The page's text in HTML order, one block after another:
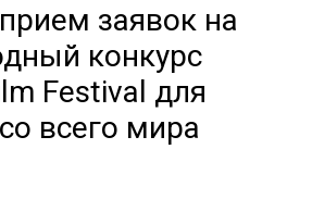
заявок на
конкурс
Festival для
всего мира